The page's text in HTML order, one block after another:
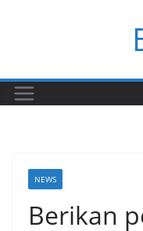
NEWS
Berikan